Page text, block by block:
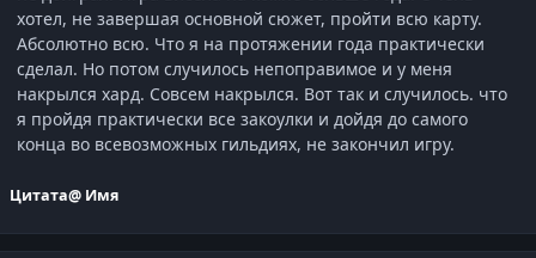
хотел, не завершая основной сюжет, пройти всю карту.
Абсолютно всю. Что я на протяжении года практически
сделал. Но потом случилось непоправимое и у меня
накрылся хард. Совсем накрылся. Вот так и случилось. что
я пройдя практически все закоулки и дойдя до самого
конца во всевозможных гильдиях, не закончил игру.
Цитата@ Имя